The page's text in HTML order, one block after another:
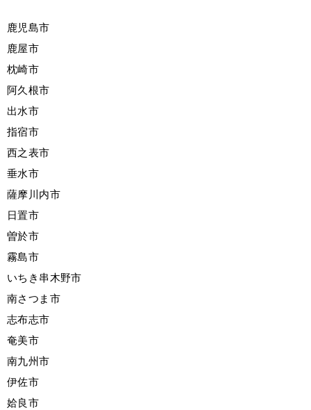
鹿児島市
鹿屋市
枕崎市
阿久根市
出水市
指宿市
西之表市
垂水市
薩摩川内市
日置市
曽於市
霧島市
いちき串木野市
南さつま市
志布志市
奄美市
南九州市
伊佐市
姶良市